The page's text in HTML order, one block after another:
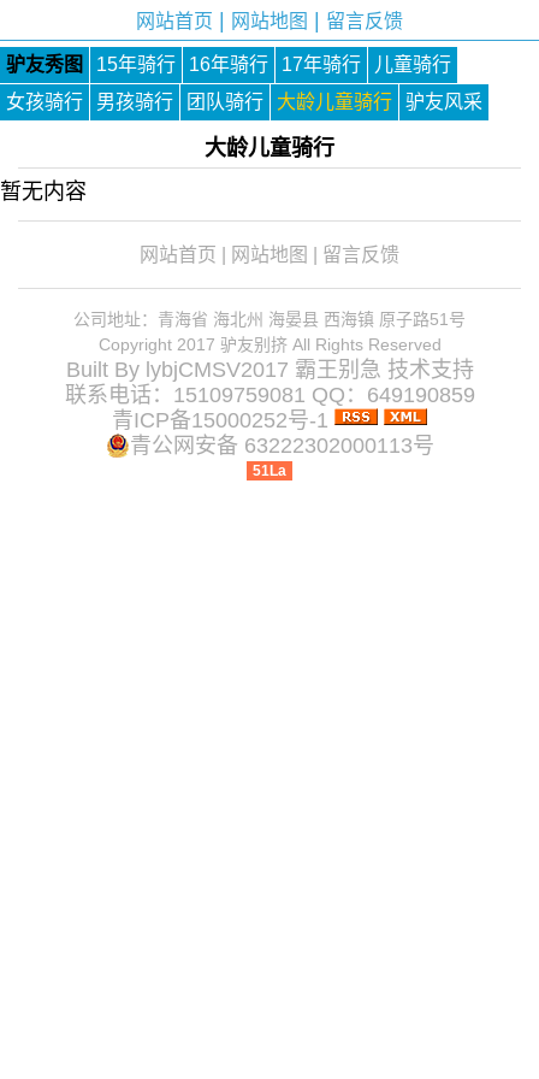
网站首页 网站地图 留言反馈
驴友秀图 15年骑行 16年骑行 17年骑行
儿童骑行
女孩骑行
男孩骑行 团队骑行 大龄儿童骑行 驴友风采
大龄儿童骑行
暂无内容
网站首页 网站地图 留言反馈
公司地址：青海省 海北州 海晏县 西海镇 原子路51号
Copyright 2017 驴友别挤 All Rights Reserved
Built By lybjCMSV2017 霸王别急 技术支持
联系电话：15109759081 QQ：649190859
青ICP备15000252号-1
青公网安备 63222302000113号
51La